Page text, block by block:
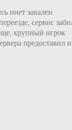
инет завален
сервис
крупный игрок
предоставил и